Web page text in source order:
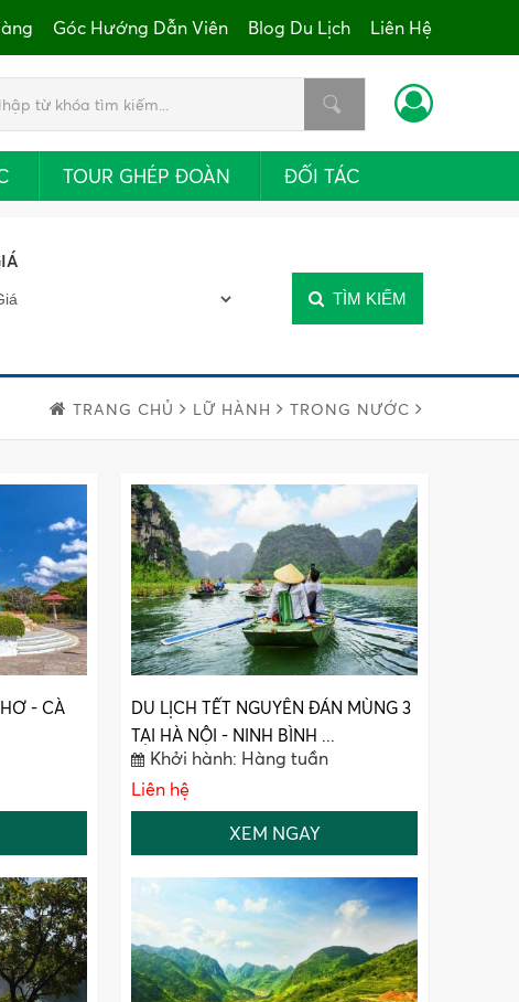
Góc Hướng Dẫn Viên Blog Du Lịch Liên Hệ
TOUR GHÉP ĐOÀN ĐỐI TÁC
TÌM KIẾM
TRANG CHỦ LỮ HÀNH TRONG NƯỚC
- CÀ
DU LỊCH TẾT NGUYÊN ĐÁN MÙNG 3
TẠI HÀ NỘI - NINH BÌNH ...
Khởi hành: Hàng tuần
Liên hệ
XEM NGAY